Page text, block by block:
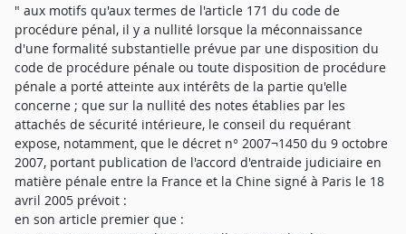
" aux motifs qu'aux termes de l'article 171 du code de
procédure pénal, il y a nullité lorsque la méconnaissance
d'une formalité substantielle prévue par une disposition du
code de procédure pénale ou toute disposition de procédure
pénale a porté atteinte aux intérêts de la partie qu'elle
concerne ; que sur la nullité des notes établies par les
attachés de sécurité intérieure, le conseil du requérant
expose, notamment, que le décret n° 2007¬1450 du 9 octobre
2007, portant publication de l'accord d'entraide judiciaire en
matière pénale entre la France et la Chine signé à Paris le 18
avril 2005 prévoit :
en son article premier que :